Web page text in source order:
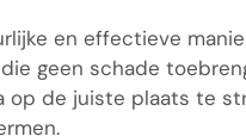
en effectieve
geen schade
op de juiste plaats te